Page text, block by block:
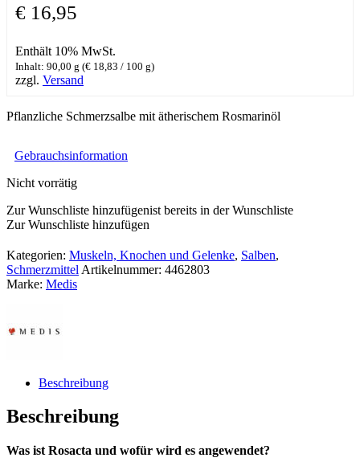
€ 16,95
Enthält 10% MwSt.
Inhalt: 90,00 g (€ 18,83 / 100 g)
zzgl. Versand
Pflanzliche Schmerzsalbe mit ätherischem Rosmarinöl
Gebrauchsinformation
Nicht vorrätig
Zur Wunschliste hinzufügenist bereits in der Wunschliste
Zur Wunschliste hinzufügen
Kategorien: Muskeln, Knochen und Gelenke, Salben,
Schmerzmittel Artikelnummer: 4462803
Marke: Medis
Beschreibung
Beschreibung
Was ist Rosacta und wofür wird es angewendet?